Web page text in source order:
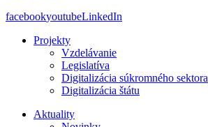
facebookyoutubeLinkedIn
Projekty
Vzdelávanie
Legislatíva
Digitalizácia súkromného sektora
Digitalizácia štátu
Aktuality